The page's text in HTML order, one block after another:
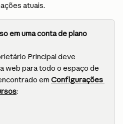
atuais.
em uma conta de plano
Principal deve
web para todo o espaço de
em Configurações
: